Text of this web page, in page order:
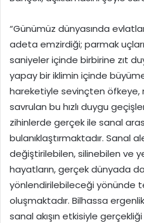
“Günümüz dünyasında
adeta emzirdiği; parmak
saniyeler içinde birbirine zıt
yapay bir iklimin içinde
hareketiyle sevinçten
savrulan bu hızlı duygu
zihinlerde gerçek ile sanal
bulanıklaştırmaktadır. Sanal
değiştirilebilen, silinebilen ve
hayatların, gerçek dünyada
yönlendirilebileceği yönünde
oluşmaktadır. Bilhassa
sanal akışın etkisiyle